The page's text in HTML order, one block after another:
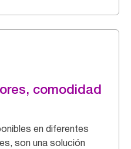
comodidad
en diferentes
son una solución